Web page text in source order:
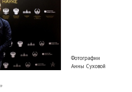
Фотографии
Анны Суховой